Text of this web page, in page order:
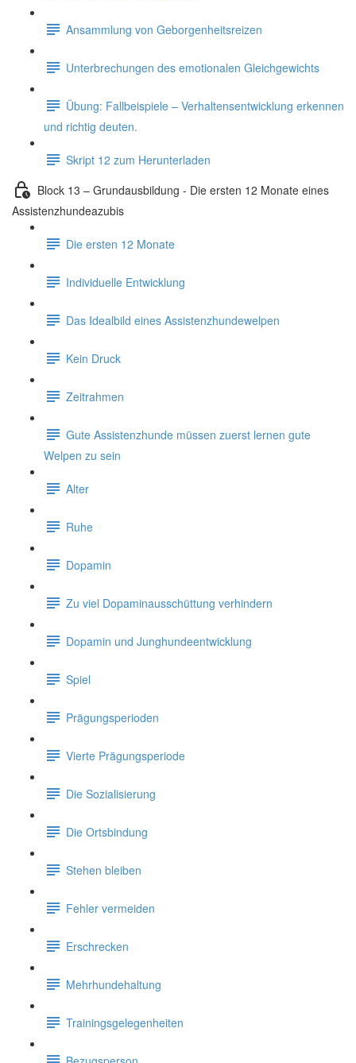
Ansammlung von Geborgenheitsreizen
Unterbrechungen des emotionalen Gleichgewichts
Übung: Fallbeispiele – Verhaltensentwicklung erkennen
und richtig deuten.
Skript 12 zum Herunterladen
Block 13 – Grundausbildung - Die ersten 12 Monate eines
Assistenzhundeazubis
Die ersten 12 Monate
Individuelle Entwicklung
Das Idealbild eines Assistenzhundewelpen
Kein Druck
Zeitrahmen
Gute Assistenzhunde müssen zuerst lernen gute
Welpen zu sein
Alter
Ruhe
Dopamin
Zu viel Dopaminausschüttung verhindern
Dopamin und Junghundeentwicklung
Spiel
Prägungsperioden
Vierte Prägungsperiode
Die Sozialisierung
Die Ortsbindung
Stehen bleiben
Fehler vermeiden
Erschrecken
Mehrhundehaltung
Trainingsgelegenheiten